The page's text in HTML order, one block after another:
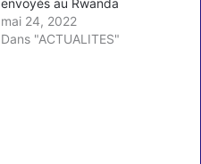
envoyés au Rwanda
mai 24, 2022
Dans "ACTUALITES"